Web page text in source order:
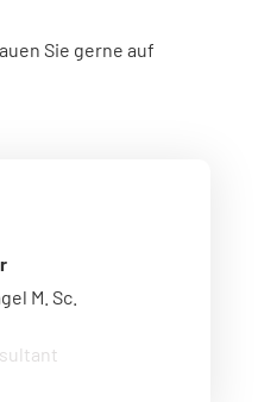
Sie gerne auf
M. Sc.
M. Sc.